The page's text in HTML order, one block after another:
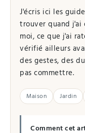
J'écris ici les
trouver quand j'ai
moi, ce que j'ai
vérifié ailleurs
des gestes, des
pas commettre.
Maison Jardin
Comment cet